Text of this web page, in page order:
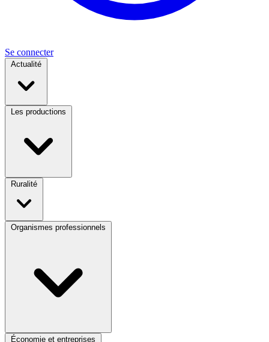
Se connecter
Actualité
Les productions
Ruralité
Organismes professionnels
Économie et entreprises